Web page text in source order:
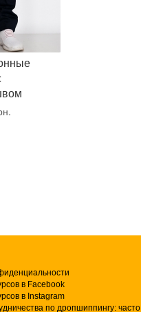
в Facebook
в Instagram
по дропшиппингу: часто